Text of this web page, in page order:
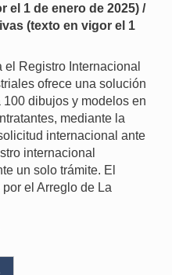
el 1 de enero de 2025) /
(texto en vigor el 1
Registro Internacional
ofrece una solución
dibujos y modelos en
mediante la
internacional ante
internacional
un solo trámite. El
el Arreglo de La